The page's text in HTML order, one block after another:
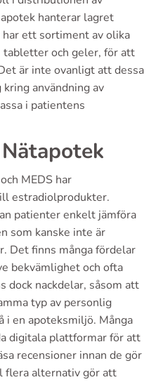
hanterar lagret
ett sortiment av olika
tabletter och geler, för att
är inte ovanligt att dessa
användning av
i patientens
MEDS har
estradiolprodukter.
patienter enkelt jämföra
som kanske inte är
Det finns många fördelar
bekvämlighet och ofta
dock nackdelar, såsom att
typ av personlig
i en apoteksmiljö. Många
digitala plattformar för att
recensioner innan de gör
flera alternativ gör att